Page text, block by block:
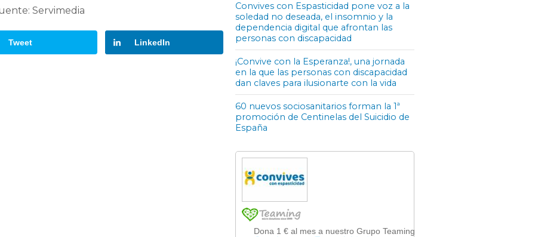
Servimedia
Tweet LinkedIn
Convives con Espasticidad pone voz a la
soledad no deseada, el insomnio y la
dependencia digital que afrontan las
personas con discapacidad
¡Convive con la Esperanza!, una jornada
en la que las personas con discapacidad
dan claves para ilusionarte con la vida
60 nuevos sociosanitarios forman la 1ª
promoción de Centinelas del Suicidio de
España